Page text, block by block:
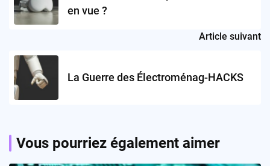
en vue ?
Article suivant
La Guerre des Électroménag-HACKS
Vous pourriez également aimer